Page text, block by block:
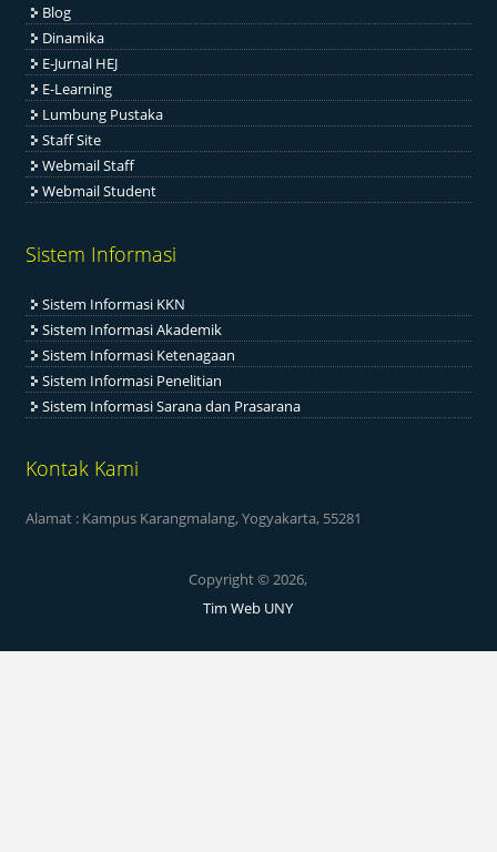
Blog
Dinamika
E-Jurnal HEJ
E-Learning
Lumbung Pustaka
Staff Site
Webmail Staff
Webmail Student
Sistem Informasi
Sistem Informasi KKN
Sistem Informasi Akademik
Sistem Informasi Ketenagaan
Sistem Informasi Penelitian
Sistem Informasi Sarana dan Prasarana
Kontak Kami
Alamat : Kampus Karangmalang, Yogyakarta, 55281
Copyright © 2026,
Tim Web UNY